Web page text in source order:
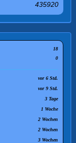
435920
18
0
vor 6 Std.
vor 9 Std.
3 Tage
1 Woche
2 Wochen
2 Wochen
3 Wochen